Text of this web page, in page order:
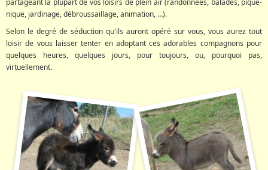
partageant la plupart de vos loisirs de plein air (randonnées, balades, pique-
nique, jardinage, débroussaillage, animation, …).
Selon le degré de séduction qu'ils auront opéré sur vous, vous aurez tout
loisir de vous laisser tenter en adoptant ces adorables compagnons pour
quelques heures, quelques jours, pour toujours, ou, pourquoi pas,
virtuellement.